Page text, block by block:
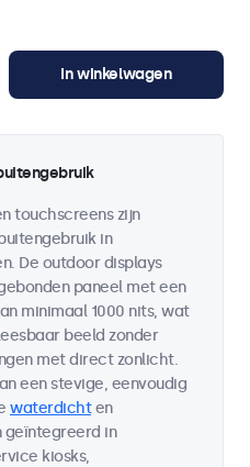
In winkelwagen
touchscreens zijn
in
De outdoor displays
paneel met een
minimaal 1000 nits, wat
beeld zonder
met direct zonlicht.
een stevige, eenvoudig
waterdichten
geïntegreerd in
kiosks,